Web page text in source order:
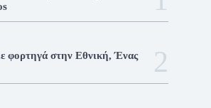
φορτηγά στην Εθνική, Ένας